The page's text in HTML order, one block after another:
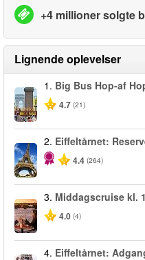
+4 millioner solgte
Lignende oplevelser
1. Big Bus Hop-af
4.7 (21)
2. Eiffeltårnet:
4.4 (264)
3. Middagscruise kl.
4.0 (4)
4. Eiffeltårnet: